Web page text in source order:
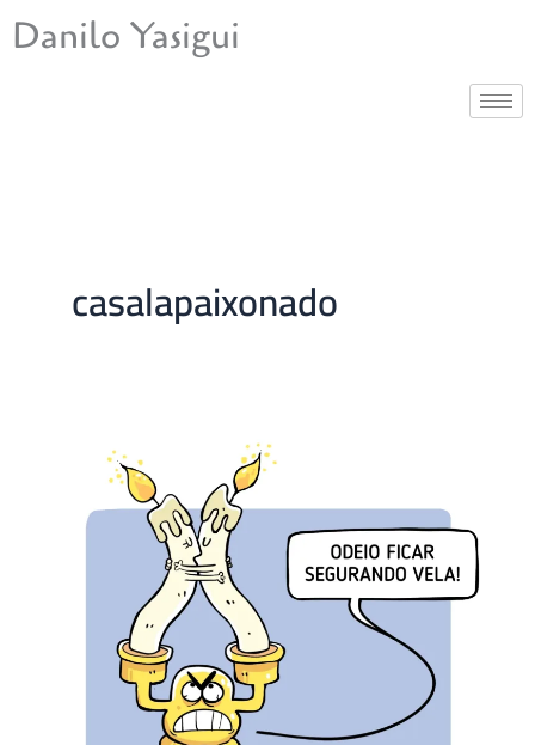
para
Danilo Yasigui
casalapaixonado